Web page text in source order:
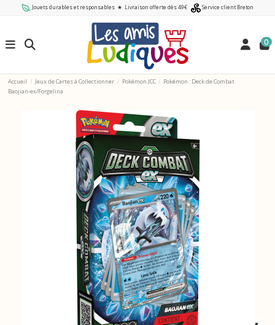
Jouets durables et responsables ★ Livraison offerte dès 49€ Service client Breton
0
Accueil Jeux de Cartes à Collectionner Pokémon JCC
Pokémon : Deck de Combat
Baojian-ex/Forgelina